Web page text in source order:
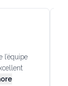
l’équipe